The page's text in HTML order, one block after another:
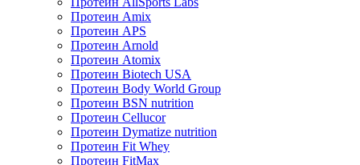
Протеин Amix
Протеин APS
Протеин Arnold
Протеин Atomix
Протеин Biotech USA
Протеин Body World Group
Протеин BSN nutrition
Протеин Cellucor
Протеин Dymatize nutrition
Протеин Fit Whey
Протеин FitMax